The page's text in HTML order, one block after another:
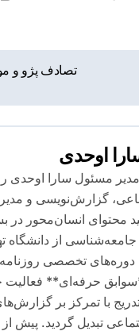
تصادف پژو و
اوحدی
مسئول سارا اوحدی
گزارش‌نویسی و
انسان‌محور در
از دانشگاه
تخصصی
حرفه‌ای** فعالیت
با تمرکز بر
تبدیل گردید.